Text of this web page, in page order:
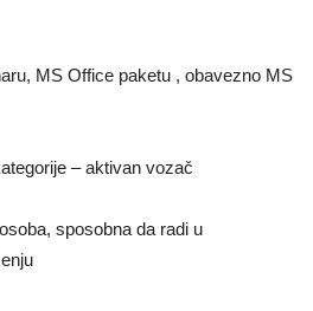
MS Of­fi­ce paketu , obavezno MS
– aktivan vozač
sposobna da radi u